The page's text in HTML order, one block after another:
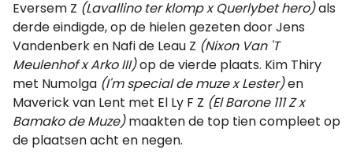
Eversem Z (Lavallino ter klomp x Querlybet hero)als
derde eindigde, op de hielen gezeten door Jens
Vandenberk en Nafi de Leau Z (Nixon Van 'T
Meulenhof x Arko III)op de vierde plaats. Kim Thiry
met Numolga (I'm special de muze x Lester)en
Maverick van Lent met El Ly F Z (El Barone 111 Z x
Bamako de Muze)maakten de top tien compleet op
de plaatsen acht en negen.